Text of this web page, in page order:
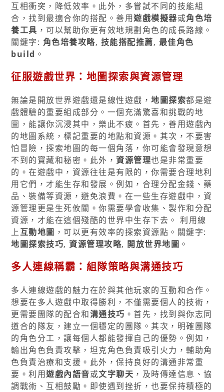
互相衝突，降低效率。此外，多嘗試不同的技能組
合，找到最適合你的搭配。善用遊戲模擬器或角色培
養工具 ，可以幫助你更有效地規劃角色的成長路線。
關鍵字: 角色培養攻略, 技能搭配推薦, 最佳角色
build 。
征服遊戲世界：地圖探索與資源管理
無論是開放世界遊戲還是線性遊戲，地圖探索都是遊
戲體驗的重要組成部分。一個充滿驚喜和挑戰的地
圖，能讓你沉浸其中，樂此不疲。首先，善用遊戲內
的地圖系統，標記重要的地點和資源。其次，不要害
怕冒險，探索地圖的每一個角落，你可能會發現意想
不到的寶藏和秘密。此外，資源管理也是非常重要
的。在遊戲中，資源往往是有限的，你需要合理地利
用它們，才能生存和發展。例如，合理分配金錢、藥
品、裝備等資源，避免浪費。在一些生存遊戲中，資
源管理更是生死攸關。你需要學會收集、製作和分配
資源，才能在這個殘酷的世界中生存下去。 利用線
上互動地圖 ，可以更有效率的探索資源點。關鍵字:
地圖探索技巧,資源管理攻略, 開放世界地圖 。
多人連線稱霸：組隊策略與溝通技巧
多人連線遊戲的魅力在於與其他玩家的互動和合作。
想要在多人遊戲中取得勝利，不僅需要個人的技術，
更需要團隊的配合和溝通技巧 。首先，找到與你志同
道合的隊友，建立一個穩定的團隊。其次，明確團隊
的角色分工，讓每個人都能發揮自己的優勢。例如，
輸出角色負責攻擊，坦克角色負責吸引火力，輔助角
色負責治療和支援。此外，保持良好的溝通非常重
要。利用遊戲內語音或文字聊天 ，及時傳達信息、協
調戰術、互相鼓勵。即使遇到挫折，也要保持積極的